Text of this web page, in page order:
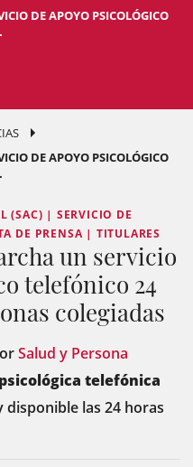
DE APOYO PSICOLÓGICO
DE APOYO PSICOLÓGICO
(SAC) | SERVICIO DE
DE PRENSA | TITULARES
un servicio
telefónico 24
colegiadas
Salud y Persona
telefónica
disponible las 24 horas